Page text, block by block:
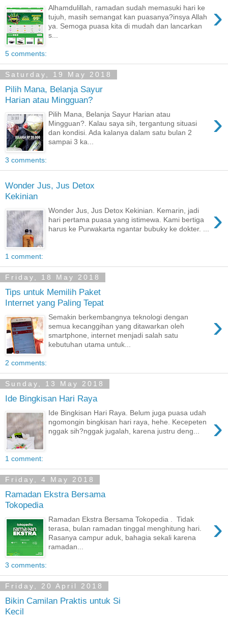
›
Alhamdulillah, ramadan sudah memasuki hari ke
tujuh, masih semangat kan puasanya?insya Allah
ya. Semoga puasa kita di mudah dan lancarkan
s...
5 comments:
Saturday, 19 May 2018
Pilih Mana, Belanja Sayur
Harian atau Mingguan?
›
Pilih Mana, Belanja Sayur Harian atau
Mingguan?. Kalau saya sih, tergantung situasi
dan kondisi. Ada kalanya dalam satu bulan 2
sampai 3 ka...
3 comments:
Wonder Jus, Jus Detox
Kekinian
›
Wonder Jus, Jus Detox Kekinian. Kemarin, jadi
hari pertama puasa yang istimewa. Kami bertiga
harus ke Purwakarta ngantar bubuky ke dokter. ...
1 comment:
Friday, 18 May 2018
Tips untuk Memilih Paket
Internet yang Paling Tepat
›
Semakin berkembangnya teknologi dengan
semua kecanggihan yang ditawarkan oleh
smartphone, internet menjadi salah satu
kebutuhan utama untuk...
2 comments:
Sunday, 13 May 2018
Ide Bingkisan Hari Raya
›
Ide Bingkisan Hari Raya. Belum juga puasa udah
ngomongin bingkisan hari raya, hehe. Kecepeten
nggak sih?nggak jugalah, karena justru deng...
1 comment:
Friday, 4 May 2018
Ramadan Ekstra Bersama
Tokopedia
›
Ramadan Ekstra Bersama Tokopedia . Tidak
terasa, bulan ramadan tinggal menghitung hari.
Rasanya campur aduk, bahagia sekali karena
ramadan...
3 comments:
Friday, 20 April 2018
Bikin Camilan Praktis untuk Si
Kecil